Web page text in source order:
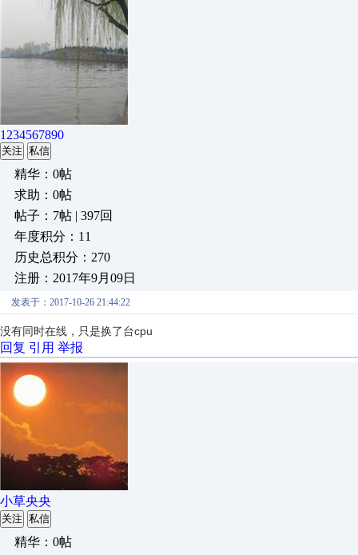
1234567890
关注 私信
精华：0帖
求助：0帖
帖子：7帖 | 397回
年度积分：11
历史总积分：270
注册：2017年9月09日
发表于：2017-10-26 21:44:22
没有同时在线，只是换了台cpu
回复 引用 举报
小草央央
关注 私信
精华：0帖